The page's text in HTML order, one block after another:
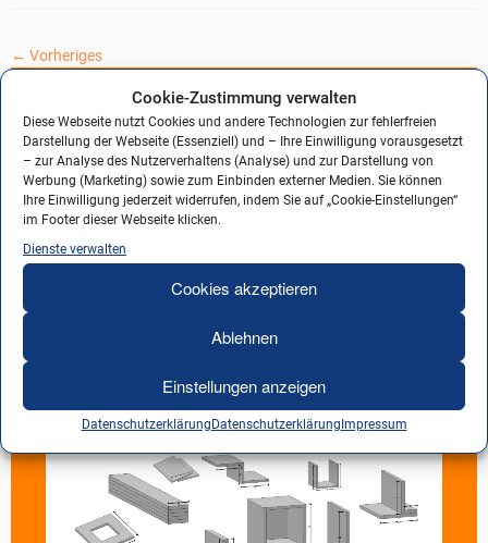
Cookie-Zustimmung verwalten
Diese Webseite nutzt Cookies und andere Technologien zur fehlerfreien
Darstellung der Webseite (Essenziell) und – Ihre Einwilligung vorausgesetzt
– zur Analyse des Nutzerverhaltens (Analyse) und zur Darstellung von
Werbung (Marketing) sowie zum Einbinden externer Medien. Sie können
Ihre Einwilligung jederzeit widerrufen, indem Sie auf „Cookie-Einstellungen“
im Footer dieser Webseite klicken.
Dienste verwalten
Cookies akzeptieren
Ablehnen
Einstellungen anzeigen
Datenschutzerklärung Datenschutzerklärung Impressum
← Vorheriges